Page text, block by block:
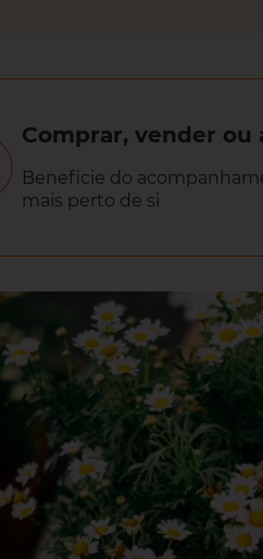
Comprar, vender ou
Beneficie do
mais perto de si